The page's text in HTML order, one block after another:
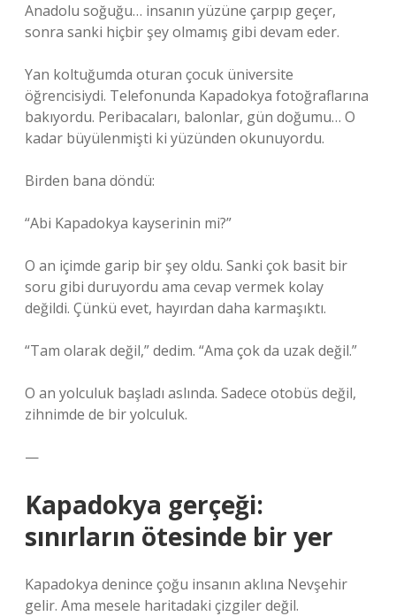
Anadolu soğuğu… insanın yüzüne çarpıp geçer,
sonra sanki hiçbir şey olmamış gibi devam eder.
Yan koltuğumda oturan çocuk üniversite
öğrencisiydi. Telefonunda Kapadokya fotoğraflarına
bakıyordu. Peribacaları, balonlar, gün doğumu… O
kadar büyülenmişti ki yüzünden okunuyordu.
Birden bana döndü:
“Abi Kapadokya kayserinin mi?”
O an içimde garip bir şey oldu. Sanki çok basit bir
soru gibi duruyordu ama cevap vermek kolay
değildi. Çünkü evet, hayırdan daha karmaşıktı.
“Tam olarak değil,” dedim. “Ama çok da uzak değil.”
O an yolculuk başladı aslında. Sadece otobüs değil,
zihnimde de bir yolculuk.
—
Kapadokya gerçeği:
sınırların ötesinde bir yer
Kapadokya denince çoğu insanın aklına Nevşehir
gelir. Ama mesele haritadaki çizgiler değil.